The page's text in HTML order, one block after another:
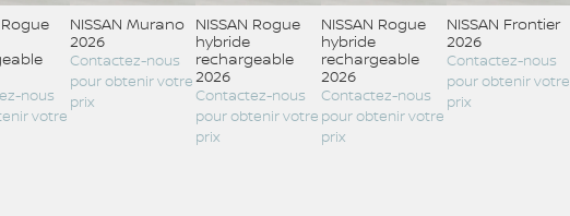
Rogue
nous
votre
NISSAN Murano
2026
Contactez-nous
pour obtenir votre
prix
NISSAN Rogue
hybride
rechargeable
2026
Contactez-nous
pour obtenir votre
prix
NISSAN Rogue
hybride
rechargeable
2026
Contactez-nous
pour obtenir votre
prix
NISSAN Frontier
2026
Contactez-nous
pour obtenir votre
prix